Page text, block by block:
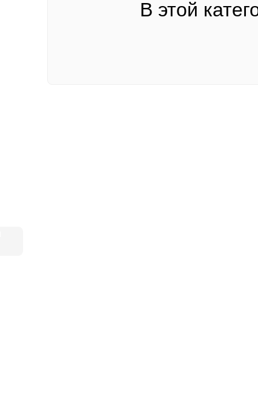
В этой